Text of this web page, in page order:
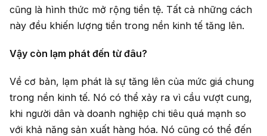
cũng là hình thức mở rộng tiền tệ. Tất cả những cách
này đều khiến lượng tiền trong nền kinh tế tăng lên.
Vậy còn lạm phát đến từ đâu?
Về cơ bản, lạm phát là sự tăng lên của mức giá chung
trong nền kinh tế. Nó có thể xảy ra vì cầu vượt cung,
khi người dân và doanh nghiệp chi tiêu quá mạnh so
với khả năng sản xuất hàng hóa. Nó cũng có thể đến